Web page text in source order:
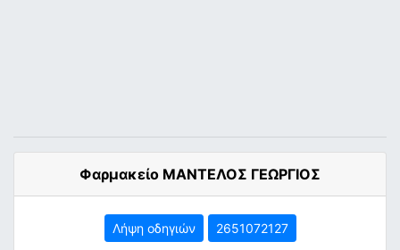
Φαρμακείο ΜΑΝΤΕΛΟΣ ΓΕΩΡΓΙΟΣ
Λήψη οδηγιών 2651072127